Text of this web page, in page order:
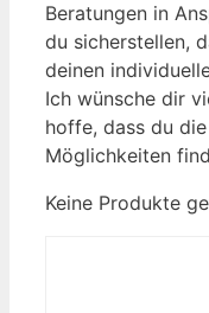
Beratungen in
du sicherstellen,
deinen
Ich wünsche dir
hoffe, dass du
Möglichkeiten
Keine Produkte